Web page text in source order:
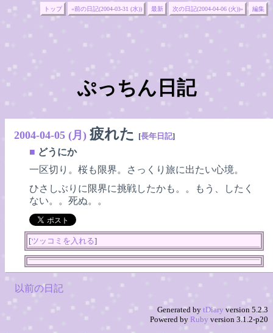
トップ «前の日記(2004-03-31 (水)) 最新 次の日記(2004-04-06 (火))» 編集
ぷっちん日記
2004-04-05 (月) 疲れた [長年日記]
■ どうにか
一区切り。桜も限界。さっくり旅に出たい心境。
ひさしぶりに限界に挑戦したかも。。もう、したく
ない。。死ぬ。。
[ツッコミを入れる]
以前の日記
Generated by tDiary version 5.2.3
Powered by Ruby version 3.1.2-p20